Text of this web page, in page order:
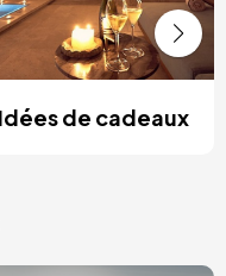
Idées de cadeaux